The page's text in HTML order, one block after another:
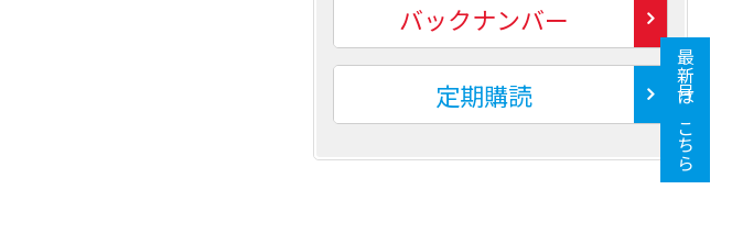
バックナンバー
定期購読 最新号はこちら